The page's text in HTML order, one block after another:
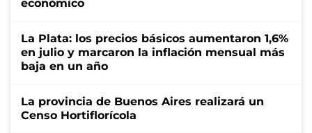
económico
La Plata: los precios básicos aumentaron 1,6%
en julio y marcaron la inflación mensual más
baja en un año
La provincia de Buenos Aires realizará un
Censo Hortiflorícola